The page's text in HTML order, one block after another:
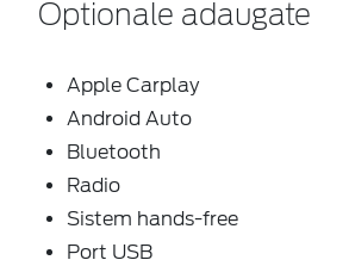
Optionale adaugate
Apple Carplay
Android Auto
Bluetooth
Radio
Sistem hands-free
Port USB